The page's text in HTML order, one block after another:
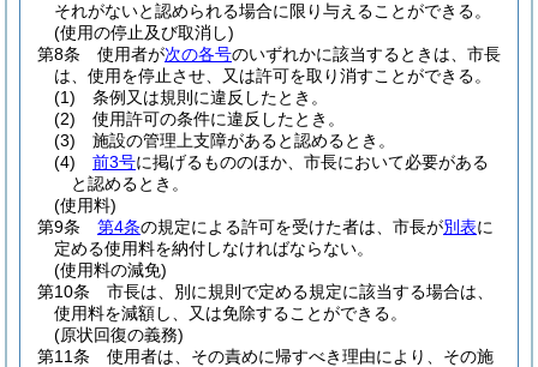
それがないと認められる場合に限り与えることができる。
(使用の停止及び取消し)
第8条
使用者が次の各号のいずれかに該当するときは、市長
は、使用を停止させ、又は許可を取り消すことができる。
(1)
条例又は規則に違反したとき。
(2)
使用許可の条件に違反したとき。
(3)
施設の管理上支障があると認めるとき。
(4)
前3号に掲げるもののほか、市長において必要がある
と認めるとき。
(使用料)
第9条
第4条の規定による許可を受けた者は、市長が別表に
定める使用料を納付しなければならない。
(使用料の減免)
第10条
市長は、別に規則で定める規定に該当する場合は、
使用料を減額し、又は免除することができる。
(原状回復の義務)
第11条
使用者は、その責めに帰すべき理由により、その施